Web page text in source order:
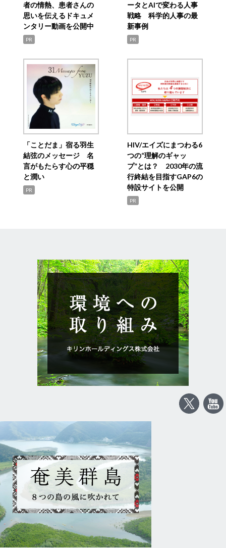
者の情熱、患者さんの
思いを伝えるドキュメ
ンタリー動画を公開中
PR
ータとAIで変わる人事
戦略 科学的人事の最
新事例
PR
「ことだま」宿る羽生
結弦のメッセージ 名
言がもたらす心の平穏
と潤い
PR
HIV/エイズにまつわる6
つの“理解のギャッ
プ”とは？ 2030年の流
行終結を目指すGAP6の
特設サイトを公開
PR